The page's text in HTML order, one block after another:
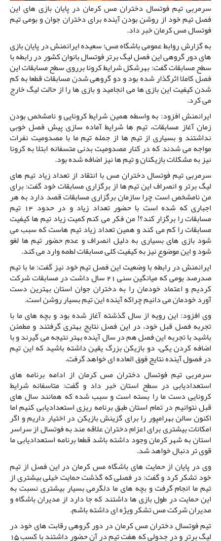
سرمربی تیم فوتسال دختران مس کرمان در پایان بازی های این
فصل تیم خود از روشن بودن آینده برای دختران جوان و بومی تیم
فوتسال مس کرمان خبر داد.
به گزارش روابط عمومی باشگاه مس؛ سعیده ایرانمنش در پایان بازی
های دور گروهی این فصل لیگ برتر فوتسال بانوان کشور در رابطه با
سطح مسابقات گفت: بهرشکل شرایط کرونا برروی سطح مسابقات این
فصل کاملا اثرگذار شده بود و دو گروهی شدن مسابقات قطعا به کم
شدن کیفیت این بازی ها می انجامید و بازی ها را از حالت لیگ خارج
می کرد.
ایرانمنش افزود: به واسطه همین شرایط کرونایی و نامشخص بودن
زمان آغاز مسابقات، تیم ها شرایط آماده سازی پیش فصل خوبی
نداشتند و بسیاری از تیم ها از جمله تیم ما با مصدومیت نفرات
مواجه می شدند که در کنار مصدومیت بدنی متسفانه ابتلا به کرونا
نیز به مشکلات بازیکنان و تیم ها نیز اضافه شده بود.
سرمربی تیم فوتسال دختران مس با انتقاد از تعداد زیاد تیم های
لیگ برتر و انصراف این تیم ها از برگزاری مسابقات خود گفت: برای
من نامشخص است چرا سازمان برگزاری مسابقات قصد دارد به هر
اجباری که شده است با حضور تعداد زیاد و در حدود 14 تیم
مسابقات را برگزار کند؟! من فکر می کنم کمیت زیاد تیم ها کیفیت
مسابقات را کم می کند و همین تعداد زیاد تیم هاست که سبب می
شود بازی های بسیاری به دلیل انصراف و عدم حضور تیم ها لغو
شود و این موضوع نیز به کیفیت کلی مسابقات لطمه وارد می کند.
ایرانمنش در رابطه با وضعیت این فصل تیم خود نیز گفت: ما با تیم
صدرصد بومی که میانگین سنی 21 سال داشت در مسابقات شرکت
کردیم و اعتماد خودمان را به دختران جوان استان بهترین دست
آورد خودمان می دانیم چراکه آینده این تیم بسیار روشن است.
وی افزود: این رویه از سال گذشته آغاز شده بود و بچه های ما با
تجربه فصل قبل خود، در این فصل نتایج بهتری گرفتند و مطمئن
باشید با تجربه این فصل هم در سال آینده بهتر نتیجه می گیرند و با
اضافه کردن یکی، دو بازیکن بزرگ یقین داشته باشید که این تیم
در فصول آینده نتایج فوق العاده ای خواهد گرفت.
سرمربی تیم فوتسال دختران مس کرمان از ادامه برنامه های
استعدادیابی در سطح استان خبر داد و گفت: متاسفانه شرایط
کرونایی دست ما را بسته است و سبب شده که همانند سال های
قبل نتوانیم در تمام استان طبق برنامه ریزی استعدادیابی کنیم اما
اکنون سالن بهرامپور را برای گزینش بازیکن در اختیار داریم و اگر
امکانات بیشتری برای اعزام دختران علاقه مند به فوتسال از سراسر
استان به شهر کرمان وجود داشته باشد قطعا برنامه استعدادیابی ما
قوی تر دنبال خواهد شد.
وی در پایان از حمایت های باشگاه مس کرمان در این فصل از تیم
خود تشکر کرد و گفت: در فصلی که گذشت حمایت خیلی بیشتری از
تیم ما انجام گرفت و بچه های ما دلگرمی بسیار بیشتری نسبت به
این حمایت در طول بازی ها داشتند که جا دارد از مدیران باشگاه و
مدیران شرکت مس تشکر ویژه ای داشته باشم.
تیم فوتسال دختران مس کرمان در دور گروهی رقابت های خود در
لیگ برتر و در جدولی که هفت تیم در آن حضور داشتند با کسب 15